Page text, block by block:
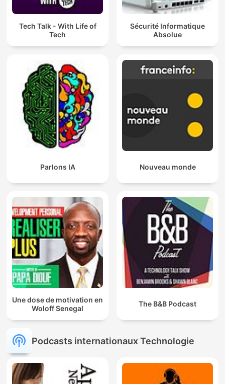
Tech Talk - With Life of
Tech
Sécurité Informatique
Absolue
Parlons IA Nouveau monde
Une dose de motivation en
Woloff Senegal
The B&B Podcast
Podcasts internationaux Technologie